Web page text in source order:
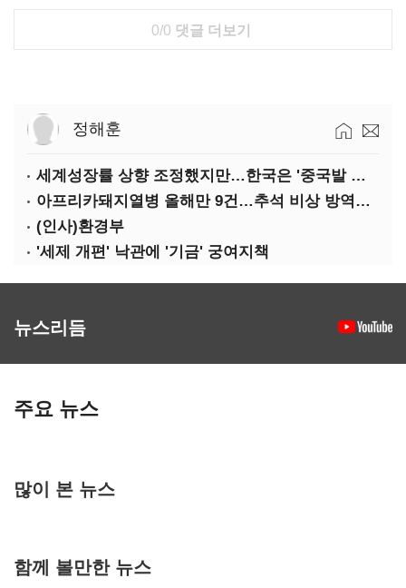
0/0 댓글 더보기
정해훈
세계성장률 상향 조정했지만…한국은 '중국발 살얼음판'
아프리카돼지열병 올해만 9건…추석 비상 방역에 '총력'
(인사)환경부
'세제 개편' 낙관에 '기금' 궁여지책
뉴스리듬
주요 뉴스
많이 본 뉴스
함께 볼만한 뉴스